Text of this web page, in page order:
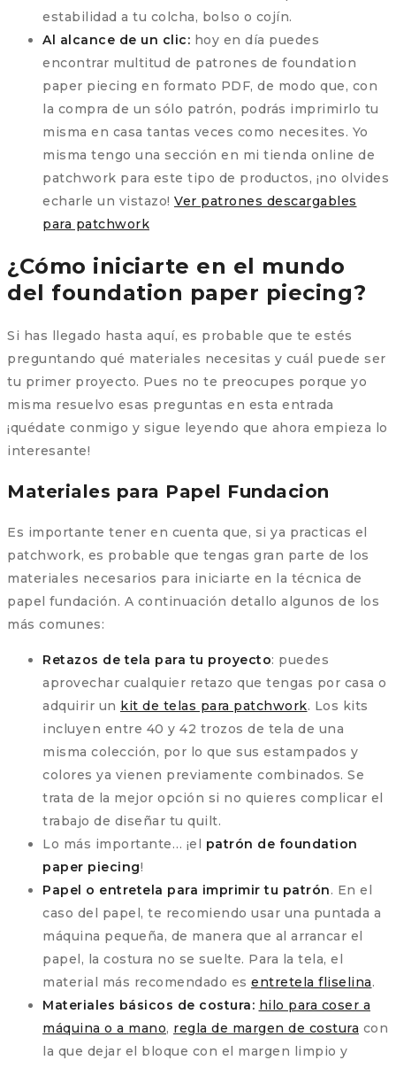
estabilidad a tu colcha, bolso o cojín.
Al alcance de un clic: hoy en día puedes
encontrar multitud de patrones de foundation
paper piecing en formato PDF, de modo que, con
la compra de un sólo patrón, podrás imprimirlo tu
misma en casa tantas veces como necesites. Yo
misma tengo una sección en mi tienda online de
patchwork para este tipo de productos, ¡no olvides
echarle un vistazo! Ver patrones descargables
para patchwork
¿Cómo iniciarte en el mundo
del foundation paper piecing?
Si has llegado hasta aquí, es probable que te estés
preguntando qué materiales necesitas y cuál puede ser
tu primer proyecto. Pues no te preocupes porque yo
misma resuelvo esas preguntas en esta entrada
¡quédate conmigo y sigue leyendo que ahora empieza lo
interesante!
Materiales para Papel Fundacion
Es importante tener en cuenta que, si ya practicas el
patchwork, es probable que tengas gran parte de los
materiales necesarios para iniciarte en la técnica de
papel fundación. A continuación detallo algunos de los
más comunes:
Retazos de tela para tu proyecto: puedes
aprovechar cualquier retazo que tengas por casa o
adquirir un kit de telas para patchwork. Los kits
incluyen entre 40 y 42 trozos de tela de una
misma colección, por lo que sus estampados y
colores ya vienen previamente combinados. Se
trata de la mejor opción si no quieres complicar el
trabajo de diseñar tu quilt.
Lo más importante… ¡el patrón de foundation
paper piecing!
Papel o entretela para imprimir tu patrón. En el
caso del papel, te recomiendo usar una puntada a
máquina pequeña, de manera que al arrancar el
papel, la costura no se suelte. Para la tela, el
material más recomendado es entretela fliselina.
Materiales básicos de costura: hilo para coser a
máquina o a mano, regla de margen de costura con
la que dejar el bloque con el margen limpio y